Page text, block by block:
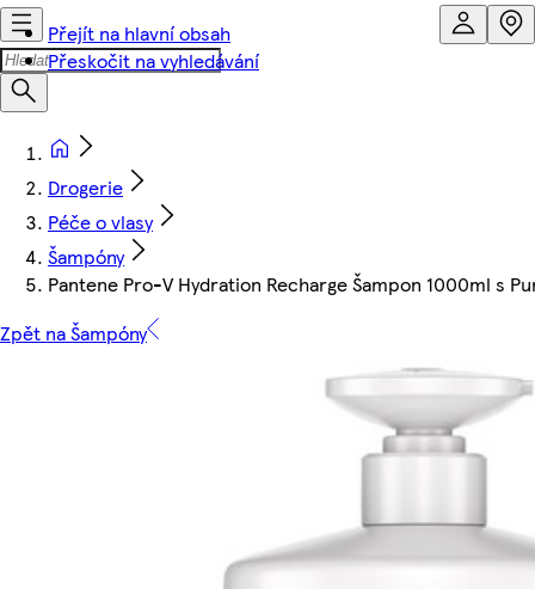
Přejít na hlavní obsah
Přeskočit na vyhledávání
Drogerie
Péče o vlasy
Šampóny
Pantene Pro-V Hydration Recharge Šampon 1000ml s
Zpět na Šampóny